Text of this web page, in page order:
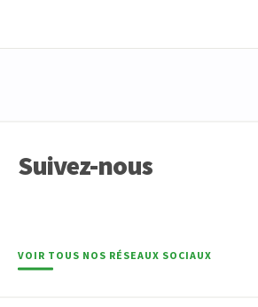
Suivez-nous
VOIR TOUS NOS RÉSEAUX SOCIAUX